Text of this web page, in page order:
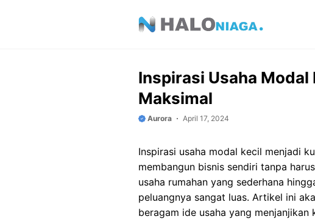
Inspirasi Usaha Modal
Maksimal
Aurora April 17, 2024
Inspirasi usaha modal kecil menjadi
membangun bisnis sendiri tanpa
usaha rumahan yang sederhana
peluangnya sangat luas. Artikel ini
beragam ide usaha yang